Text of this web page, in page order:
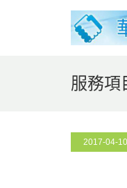
服務項
2017-04-10